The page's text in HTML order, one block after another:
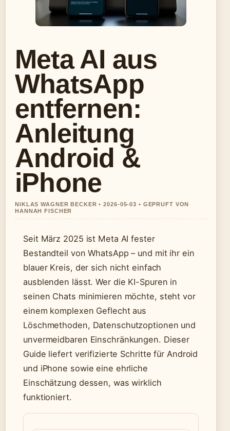
Meta AI aus
WhatsApp
entfernen:
Anleitung
Android &
iPhone
NIKLAS WAGNER BECKER • 2026-05-03 • GEPRUFT VON
HANNAH FISCHER
Seit März 2025 ist Meta AI fester
Bestandteil von WhatsApp – und mit ihr ein
blauer Kreis, der sich nicht einfach
ausblenden lässt. Wer die KI-Spuren in
seinen Chats minimieren möchte, steht vor
einem komplexen Geflecht aus
Löschmethoden, Datenschutzoptionen und
unvermeidbaren Einschränkungen. Dieser
Guide liefert verifizierte Schritte für Android
und iPhone sowie eine ehrliche
Einschätzung dessen, was wirklich
funktioniert.